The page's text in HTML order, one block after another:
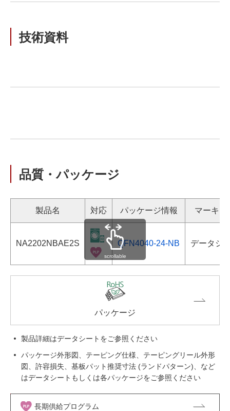
技術資料
品質・パッケージ
製品名 対応 パッケージ情報 マーキン
NA2202NBAE2S QFN4040-24-NB データシ
scrollable
パッケージ
製品詳細はデータシートをご参照ください
パッケージ外形図、テーピング仕様、テーピングリール外形
図、許容損失、基板パット推奨寸法 (ランドパターン)、など
はデータシートもしくは各パッケージをご参照ください
長期供給プログラム